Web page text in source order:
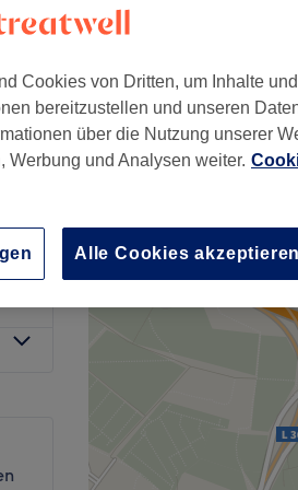
50 €
Cookies von Dritten, um Inhalte
bereitzustellen und unseren
über die Nutzung unserer
Werbung und Analysen weiter.
Alle Cookies akzeptieren